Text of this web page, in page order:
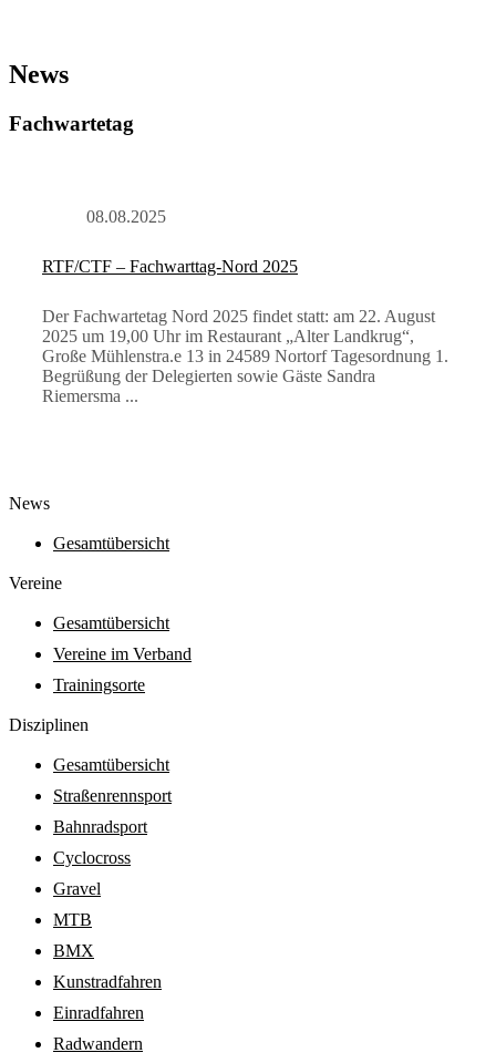
News
Fachwartetag
08.08.2025
RTF/CTF – Fachwarttag-Nord 2025
Der Fachwartetag Nord 2025 findet statt: am 22. August
2025 um 19,00 Uhr im Restaurant „Alter Landkrug“,
Große Mühlenstra.e 13 in 24589 Nortorf Tagesordnung 1.
Begrüßung der Delegierten sowie Gäste Sandra
Riemersma ...
News
Gesamtübersicht
Vereine
Gesamtübersicht
Vereine im Verband
Trainingsorte
Diszi­pli­nen
Gesamtübersicht
Straßenrennsport
Bahnradsport
Cyclocross
Gravel
MTB
BMX
Kunstradfahren
Einradfahren
Radwandern